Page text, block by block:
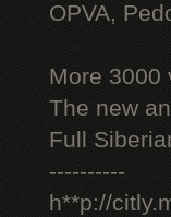
OPVA,
More 3000
The new
Full
----------
h**p://